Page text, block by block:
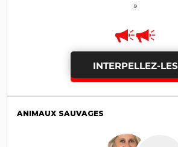
»
INTERPELLEZ-LES
ANIMAUX SAUVAGES